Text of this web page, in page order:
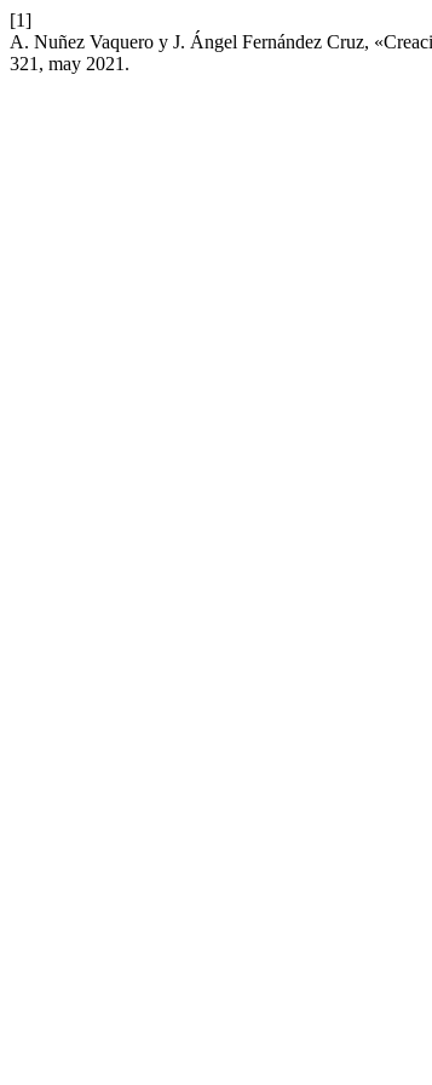
[1]
A. Nuñez Vaquero y J. Ángel Fernández Cruz,
321, may 2021.